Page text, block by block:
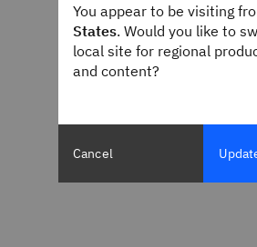
You appear to be visiting
States. Would you like to
local site for regional
and content?
Cancel